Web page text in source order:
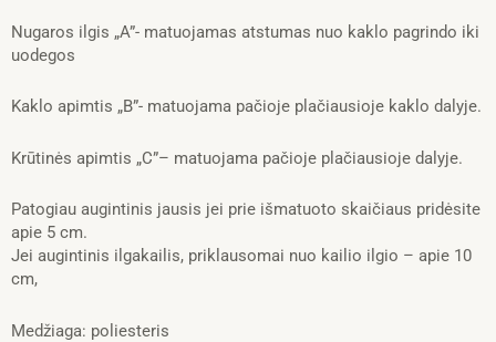
25cm.
Nugaros ilgis „A”- matuojamas atstumas nuo kaklo pagrindo iki
uodegos
Kaklo apimtis „B”- matuojama pačioje plačiausioje kaklo dalyje.
Krūtinės apimtis „C”– matuojama pačioje plačiausioje dalyje.
Patogiau augintinis jausis jei prie išmatuoto skaičiaus pridėsite
apie 5 cm.
Jei augintinis ilgakailis, priklausomai nuo kailio ilgio – apie 10
cm,
Medžiaga: poliesteris